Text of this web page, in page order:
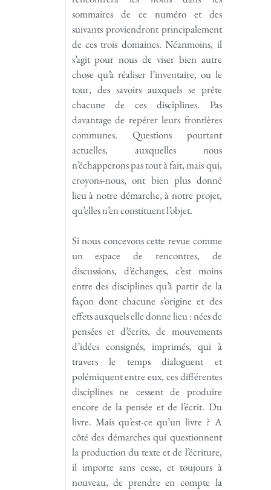
sommaires de ce numéro et des
suivants proviendront principalement
de ces trois domaines. Néanmoins, il
s’agit pour nous de viser bien autre
chose qu’à réaliser l’inventaire, ou le
tour, des savoirs auxquels se prête
chacune de ces disciplines. Pas
davantage de repérer leurs fron­tières
communes. Questions pourtant
actuelles, auxquelles nous
n’échapperons pas tout à fait, mais qui,
croyons-nous, ont bien plus donné
lieu à notre démarche, à notre projet,
qu’elles n’en constituent l’objet.
Si nous concevons cette revue comme
un espace de rencon­tres, de
discussions, d’échanges, c’est moins
entre des disciplines qu’à partir de la
façon dont chacune s’origine et des
effets aux­quels elle donne lieu : nées de
pensées et d’écrits, de mouve­ments
d’idées consignés, imprimés, qui à
travers le temps dia­loguent et
polémiquent entre eux, ces différentes
disciplines ne cessent de produire
encore de la pensée et de l’écrit. Du
livre. Mais qu’est-ce qu’un livre ? A
côté des démarches qui question­nent
la production du texte et de l’écriture,
il importe sans cesse, et toujours à
nouveau, de prendre en compte la